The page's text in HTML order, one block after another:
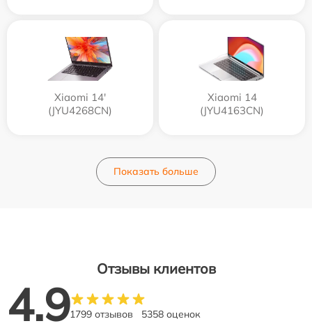
Xiaomi 14'
(JYU4268CN)
Xiaomi 14
(JYU4163CN)
Показать больше
Отзывы клиентов
4.91799 отзывов 5358 оценок